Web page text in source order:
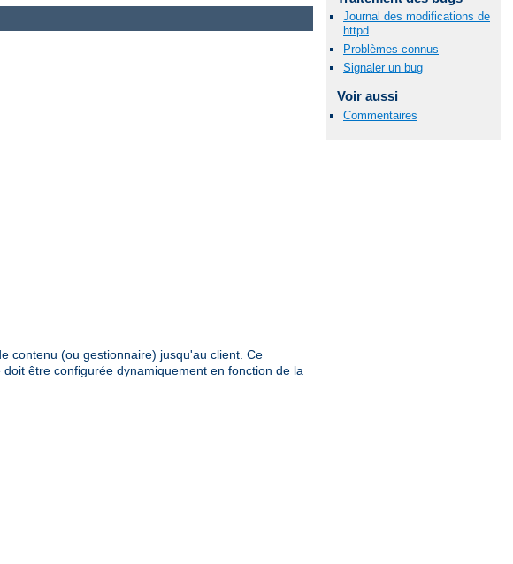
Journal des modifications de
httpd
Problèmes connus
Signaler un bug
Voir aussi
Commentaires
contenu (ou gestionnaire) jusqu'au client. Ce
être configurée dynamiquement en fonction de la